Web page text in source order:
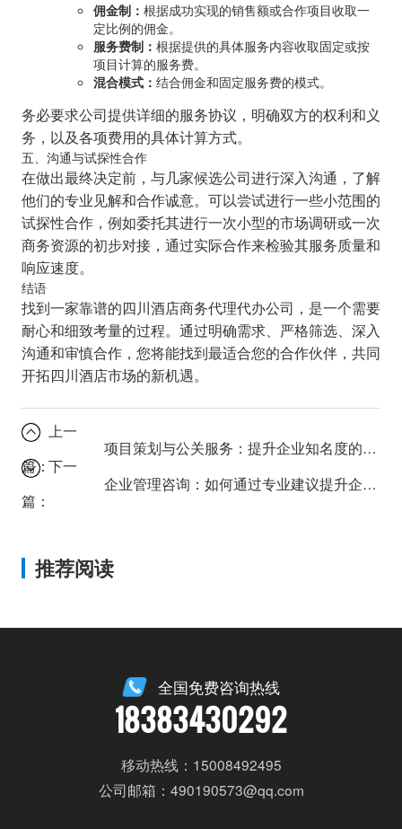
佣金制： 根据成功实现的销售额或合作项目收取一
定比例的佣金。
服务费制： 根据提供的具体服务内容收取固定或按
项目计算的服务费。
混合模式： 结合佣金和固定服务费的模式。
务必要求公司提供详细的服务协议，明确双方的权利和义
务，以及各项费用的具体计算方式。
五、沟通与试探性合作
在做出最终决定前，与几家候选公司进行深入沟通，了解
他们的专业见解和合作诚意。可以尝试进行一些小范围的
试探性合作，例如委托其进行一次小型的市场调研或一次
商务资源的初步对接，通过实际合作来检验其服务质量和
响应速度。
结语
找到一家靠谱的四川酒店商务代理代办公司，是一个需要
耐心和细致考量的过程。通过明确需求、严格筛选、深入
沟通和审慎合作，您将能找到最适合您的合作伙伴，共同
开拓四川酒店市场的新机遇。
上一
篇：
项目策划与公关服务：提升企业知名度的终极指南！
下一
篇：
企业管理咨询：如何通过专业建议提升企业形象？
推荐阅读
全国免费咨询热线
18383430292
移动热线：15008492495
公司邮箱：490190573@qq.com